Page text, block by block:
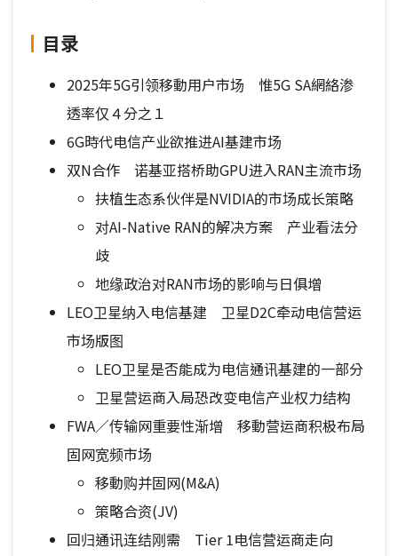
目录
2025年5G引领移動用户市场 惟5G SA網絡渗
透率仅４分之１
6G時代电信产业欲推进AI基建市场
双N合作 诺基亚搭桥助GPU进入RAN主流市场
扶植生态系伙伴是NVIDIA的市场成长策略
对AI-Native RAN的解决方案 产业看法分
歧
地缘政治对RAN市场的影响与日俱增
LEO卫星纳入电信基建 卫星D2C牵动电信营运
市场版图
LEO卫星是否能成为电信通讯基建的一部分
卫星营运商入局恐改变电信产业权力结构
FWA／传输网重要性渐增 移動营运商积极布局
固网宽频市场
移動购并固网(M&A)
策略合资(JV)
回归通讯连结刚需 Tier 1电信营运商走向